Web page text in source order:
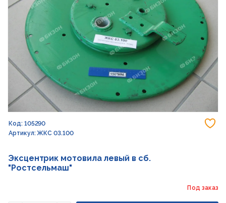
Код: 105290
Артикул: ЖКС 03.100
Эксцентрик мотовила левый в сб.
"Ростсельмаш"
Под заказ